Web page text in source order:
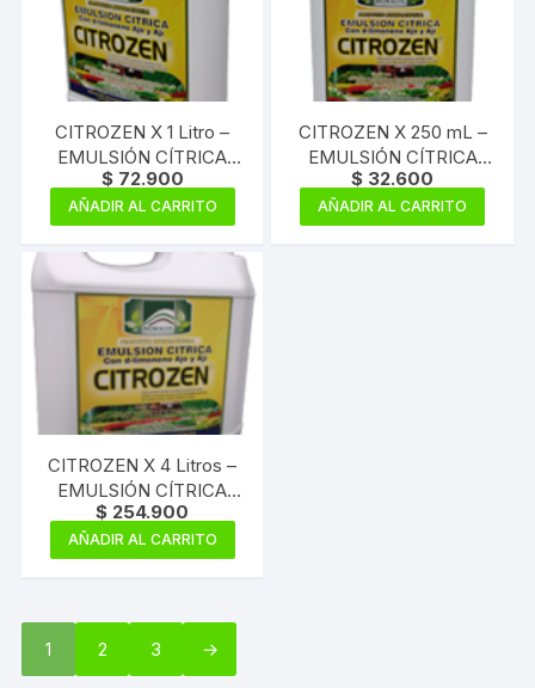
CITROZEN X 1 Litro –
EMULSIÓN CÍTRICA
CON AJO Y AJÍ –
CONCENTRADO
$72.900
AÑADIR AL CARRITO
CITROZEN X 250 mL –
EMULSIÓN CÍTRICA
CON AJO Y AJI –
CONCENTRADO
$ 32.600
AÑADIR AL CARRITO
CITROZEN X 4 Litros –
EMULSIÓN CÍTRICA
CON AJO Y AJI –
CONCENTRADO
$ 254.900
AÑADIR AL CARRITO
1 2 3 →